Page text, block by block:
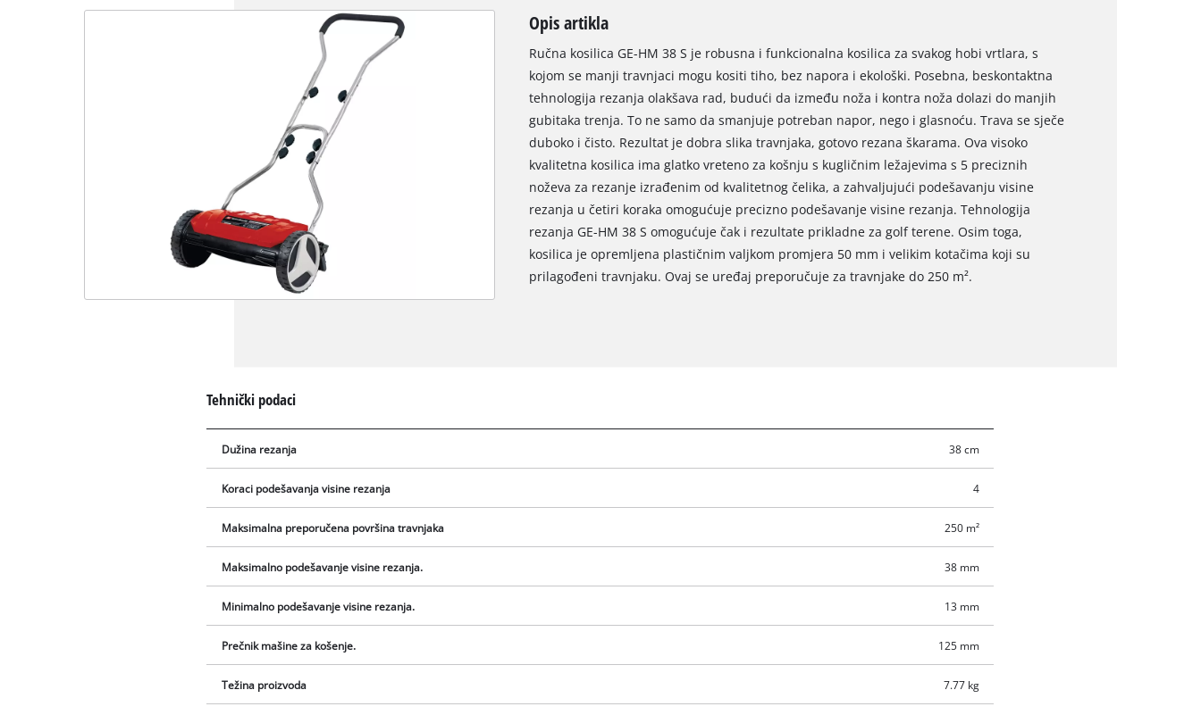
to trackers that are not disclosed to the
Opis artikla
Ručna kosilica GE-HM 38 S je robusna i funkcionalna kosilica za svakog hobi vrtlara, s
kojom se manji travnjaci mogu kositi tiho, bez napora i ekološki. Posebna, beskontaktna
tehnologija rezanja olakšava rad, budući da između noža i kontra noža dolazi do manjih
gubitaka trenja. To ne samo da smanjuje potreban napor, nego i glasnoću. Trava se sječe
duboko i čisto. Rezultat je dobra slika travnjaka, gotovo rezana škarama. Ova visoko
kvalitetna kosilica ima glatko vreteno za košnju s kugličnim ležajevima s 5 preciznih
noževa za rezanje izrađenim od kvalitetnog čelika, a zahvaljujući podešavanju visine
rezanja u četiri koraka omogućuje precizno podešavanje visine rezanja. Tehnologija
rezanja GE-HM 38 S omogućuje čak i rezultate prikladne za golf terene. Osim toga,
kosilica je opremljena plastičnim valjkom promjera 50 mm i velikim kotačima koji su
prilagođeni travnjaku. Ovaj se uređaj preporučuje za travnjake do 250 m².
Tehnički podaci
Dužina rezanja 38 cm
Koraci podešavanja visine rezanja 4
Maksimalna preporučena površina travnjaka 250 m²
Maksimalno podešavanje visine rezanja. 38 mm
Minimalno podešavanje visine rezanja. 13 mm
Prečnik mašine za košenje. 125 mm
Težina proizvoda 7.77 kg